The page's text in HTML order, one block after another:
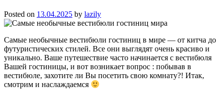
Posted on 13.04.2025 by lazily
Самые необычные вестибюли гостиниц в мире — от китча до
футуристических стилей. Все они выглядят очень красиво и
уникально. Ваше путешествие часто начинается с вестибюля
Вашей гостиницы, и вот возникает вопрос : побывав в
вестибюле, захотите ли Вы посетить свою комнату?! Итак,
смотрим и наслаждаемся